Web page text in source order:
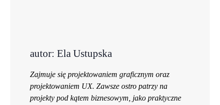
autor: Ela Ustupska
Zajmuje się projektowaniem graficznym oraz
projektowaniem UX. Zawsze ostro patrzy na
projekty pod kątem biznesowym, jako praktyczne